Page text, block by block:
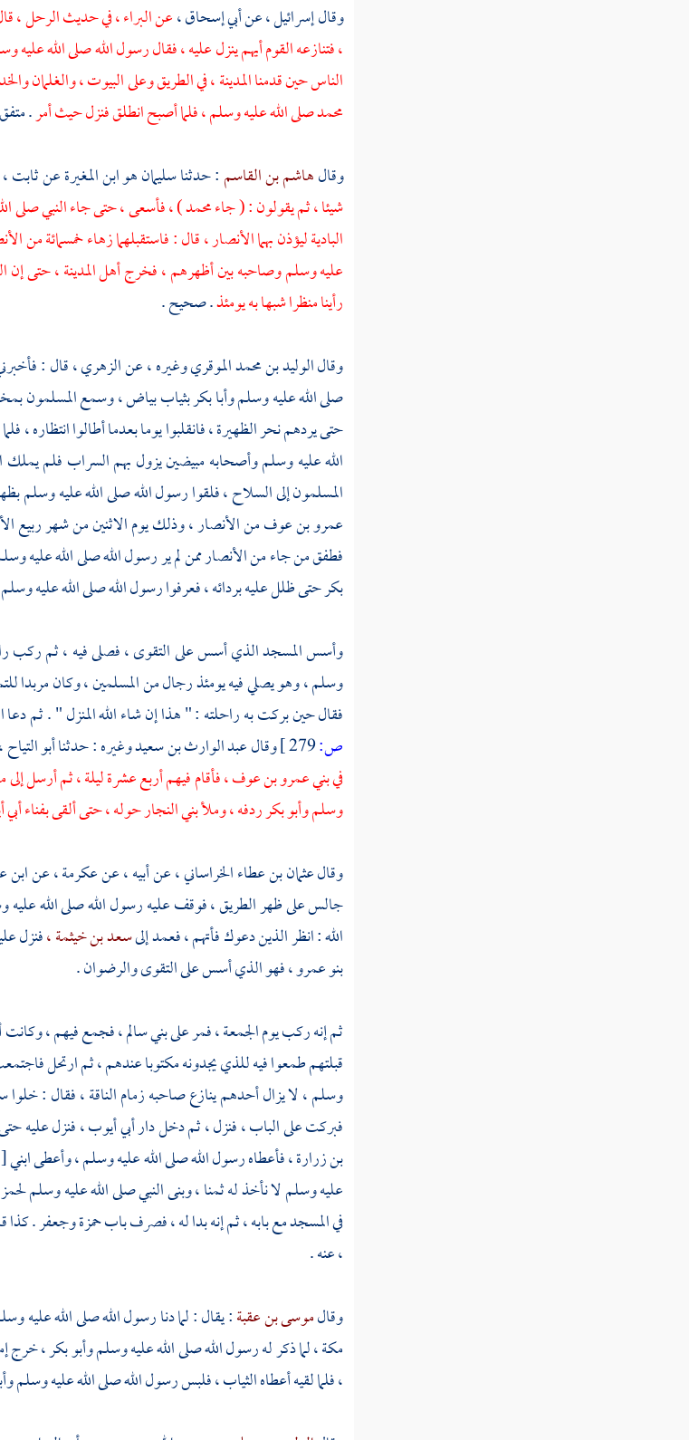
وقالإسرائيل ،عنأبي إسحاق ،عنالبراء ،في حديث الرحل ،
، فتنازعه القوم أيهم ينزل عليه ، فقال رسول الله صلى الله عليه
الناس حين قدمناالمدينة ،في الطريق وعلى البيوت ، والغلمان
محمدصلى الله عليه وسلم ، فلما أصبح انطلق فنزل حيث أمر.
وقالهاشم بن القاسم: حدثناسليمان هو ابن المغيرةعنثابت ،
شيئا ، ثم يقولون : ( جاءمحمد) ، فأسعى ، حتى جاء النبي صلى
الباديةليؤذن بهماالأنصار ،قال : فاستقبلهما زهاء خمسمائة من
عليه وسلم وصاحبه بين أظهرهم ، فخرجأهلالمدينة ،حتى إن
رأينا منظرا شبها به يومئذ. صحيح .
وقالالوليد بن محمد الموقريوغيره ، عنالزهري ،قال :
صلى الله عليه وسلموأبا بكربثياب بياض ، وسمع المسلمون
حتى يردهم نحر الظهيرة ، فانقلبوا يوما بعدما أطالوا انتظاره ،
الله عليه وسلم وأصحابه مبيضين يزول بهم السراب فلم
المسلمون إلى السلاح ، فلقوا رسول الله صلى الله عليه وسلم
عمرو بن عوفمنالأنصار ،وذلك يوم الاثنين من شهر ربيع
فطفق من جاء منالأنصارممن لم ير رسول الله صلى الله عليه
بكرحتى ظلل عليه بردائه ، فعرفوا رسول الله صلى الله عليه
وأسس المسجد الذي أسس على التقوى ، فصلى فيه ، ثم ركب
وسلم ، وهو يصلي فيه يومئذ رجال من المسلمين ، وكان مربدا
فقال حين بركت به راحلته : " هذا إن شاء الله المنزل " . ثم دعا
ص:
وقالعبد الوارث بن سعيدوغيره : حدثناأبو التياح ،
فيبني عمرو بن عوف ،فأقام فيهم أربع عشرة ليلة ، ثم أرسل إلى
وسلموأبو بكرردفه ، وملأبني النجارحوله ، حتى ألقى بفناء
وقالعثمان بن عطاء الخراساني ،عن أبيه ، عنعكرمة ،عن
جالس على ظهر الطريق ، فوقف عليه رسول الله صلى الله عليه
الله: انظر الذين دعوك فأتهم ، فعمد إلىسعد بن خيثمة ،فنزل
بنو عمرو ،فهو الذي أسس على التقوى والرضوان .
ثم إنه ركب يوم الجمعة ، فمر علىبني سالم ،فجمع فيهم ،
قبلتهم طمعوا فيه للذي يجدونه مكتوبا عندهم ، ثم ارتحل
وسلم ، لا يزال أحدهم ينازع صاحبه زمام الناقة ، فقال : خلوا
فبركت على الباب ، فنزل ، ثم دخل دارأبي أيوب ،فنزل عليه
بن زرارة ،فأعطاه رسول الله صلى الله عليه وسلم ، وأعطى ابني[
عليه وسلم لا نأخذ له ثمنا ، وبنى النبي صلى الله عليه وسلم
في المسجد مع بابه ، ثم إنه بدا له ، فصرف بابحمزةوجعفر.
،عنه .
وقالموسى بن عقبة: يقال : لما دنا رسول الله صلى الله عليه
مكة ،لما ذكر له رسول الله صلى الله عليه وسلموأبو بكر ،خرج
،فلما لقيه أعطاه الثياب ، فلبس رسول الله صلى الله عليه وسلم